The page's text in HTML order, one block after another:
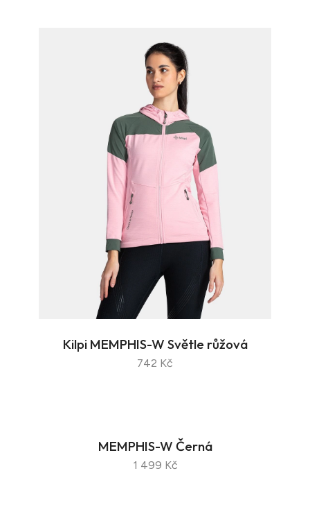
Kilpi MEMPHIS-W Světle růžová
742 Kč
MEMPHIS-W Černá
1 499 Kč